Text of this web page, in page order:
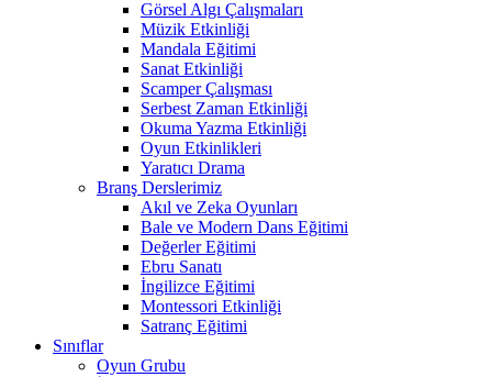
Görsel Algı Çalışmaları
Müzik Etkinliği
Mandala Eğitimi
Sanat Etkinliği
Scamper Çalışması
Serbest Zaman Etkinliği
Okuma Yazma Etkinliği
Oyun Etkinlikleri
Yaratıcı Drama
Branş Derslerimiz
Akıl ve Zeka Oyunları
Bale ve Modern Dans Eğitimi
Değerler Eğitimi
Ebru Sanatı
İngilizce Eğitimi
Montessori Etkinliği
Satranç Eğitimi
Sınıflar
Oyun Grubu